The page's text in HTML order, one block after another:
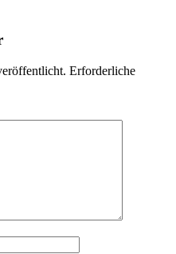
Erforderliche